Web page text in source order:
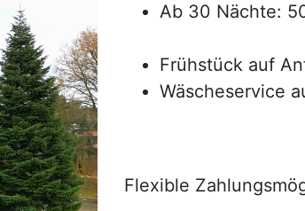
Ab 30 Nächte:
Frühstück auf
Wäscheservice
Flexible